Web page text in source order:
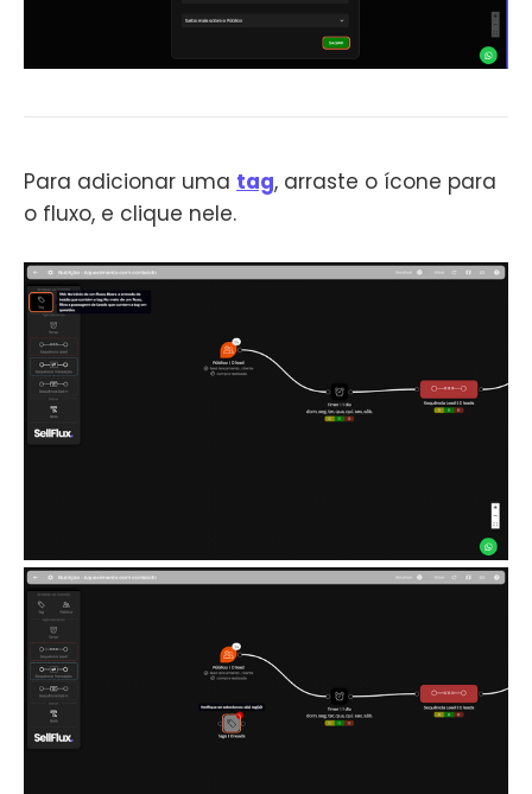
Para adicionar uma tag, arraste o ícone para
o fluxo, e clique nele.